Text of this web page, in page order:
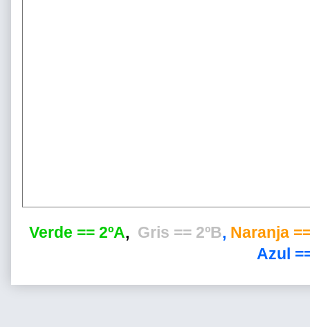
Verde == 2ºA, Gris == 2ºB, Naranja
Azul